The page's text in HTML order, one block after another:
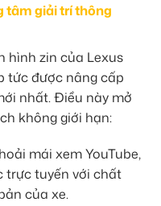
tâm giải trí thông
hình zin của Lexus
tức được nâng cấp
nhất. Điều này mở
không giới hạn:
mái xem YouTube,
trực tuyến với chất
của xe.